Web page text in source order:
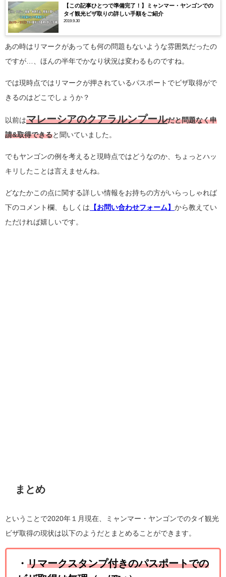
【この記事ひとつで準備完了！】ミャンマー・ヤンゴンでの
タイ観光ビザ取りの詳しい手順をご紹介
2019.9.30
あの時はリマークがあっても何の問題もないような雰囲気だったの
ですが…、ほんの半年でかなり状況は変わるものですね。
では現時点ではリマークが押されているパスポートでビザ取得がで
きるのはどこでしょうか？
以前はマレーシアのクアラルンプールだと問題なく申
請&取得できる と聞いていました。
でもヤンゴンの例を考えると現時点ではどうなのか、ちょっとハッ
キリしたことは言えませんね。
どなたかこの点に関する詳しい情報をお持ちの方がいらっしゃれば
下のコメント欄、もしくは 【お問い合わせフォーム 】 から教えてい
ただければ嬉しいです。
まとめ
ということで2020年１月現在、ミャンマー・ヤンゴンでのタイ観光
ビザ取得の現状は以下のようだとまとめることができます。
・ リマークスタンプ付きのパスポートでの